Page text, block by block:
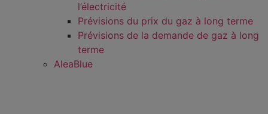
l’électricité
Prévisions du prix du gaz à long terme
Prévisions de la demande de gaz à long
terme
AleaBlue